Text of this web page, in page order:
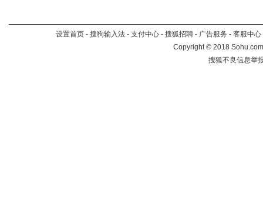
设置首页 - 搜狗输入法 - 支付中心 - 搜狐招聘 - 广告服务 - 客服中心
Copyright©2018
搜狐不良信息举